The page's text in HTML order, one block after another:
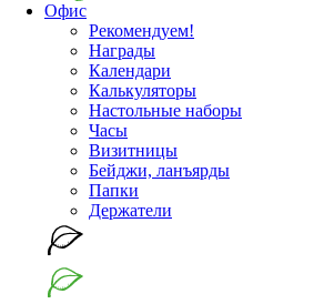
Офис
Рекомендуем!
Награды
Календари
Калькуляторы
Настольные наборы
Часы
Визитницы
Бейджи, ланъярды
Папки
Держатели